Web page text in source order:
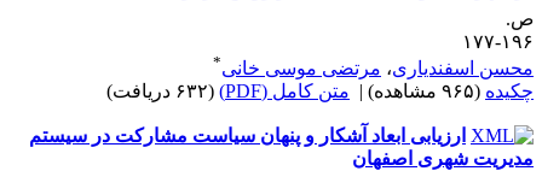
۱۷۷
اسفندیاری ،مرتضی موسی خانی
(۹۶۵ مشاهده) | متن کامل (PDF) (۶۳۲ دریافت)
ارزیابی ابعاد آشکار و پنهان سیاست مشارکت در سیستم
شهری اصفهان